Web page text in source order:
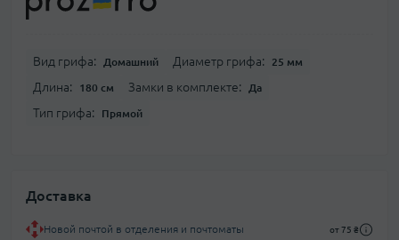
Вид грифа: Домашний Диаметр грифа: 25 мм
Длина: 180 см Замки в комплекте: Да
Тип грифа: Прямой
Доставка
Новой почтой в отделения и почтоматы от 75 ₴